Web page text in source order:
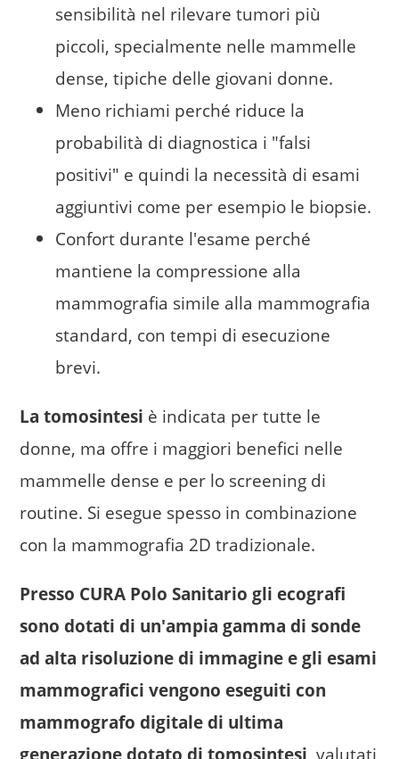
sensibilità nel rilevare tumori più
piccoli, specialmente nelle mammelle
dense, tipiche delle giovani donne.
Meno richiami perché riduce la
probabilità di diagnostica i "falsi
positivi" e quindi la necessità di esami
aggiuntivi come per esempio le biopsie.
Confort durante l'esame perché
mantiene la compressione alla
mammografia simile alla mammografia
standard, con tempi di esecuzione
brevi.
La tomosintesi è indicata per tutte le
donne, ma offre i maggiori benefici nelle
mammelle dense e per lo screening di
routine. Si esegue spesso in combinazione
con la mammografia 2D tradizionale.
Presso CURA Polo Sanitario gli ecografi
sono dotati di un'ampia gamma di sonde
ad alta risoluzione di immagine e gli esami
mammografici vengono eseguiti con
mammografo digitale di ultima